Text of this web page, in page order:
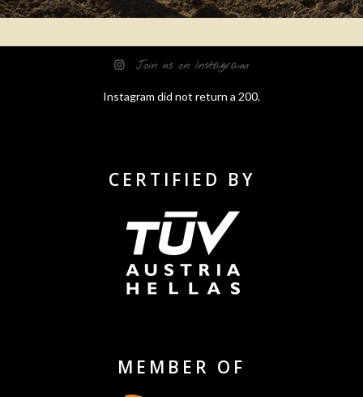
Join us on Instagram
Instagram did not return a 200.
CERTIFIED BY
MEMBER OF